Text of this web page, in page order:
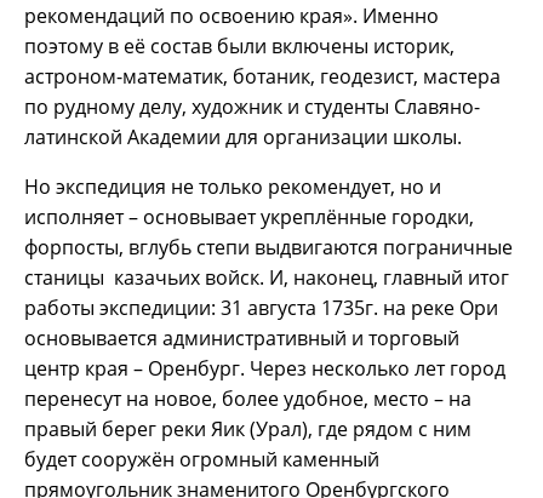
рекомендаций по освоению края». Именно
поэтому в её состав были включены историк,
астроном-математик, ботаник, геодезист, мастера
по рудному делу, художник и студенты Славяно-
латинской Академии для организации школы.
Но экспедиция не только рекомендует, но и
исполняет – основывает укреплённые городки,
форпосты, вглубь степи выдвигаются пограничные
станицы казачьих войск. И, наконец, главный итог
работы экспедиции: 31 августа 1735г. на реке Ори
основывается административный и торговый
центр края – Оренбург. Через несколько лет город
перенесут на новое, более удобное, место – на
правый берег реки Яик (Урал), где рядом с ним
будет сооружён огромный каменный
прямоугольник знаменитого Оренбургского